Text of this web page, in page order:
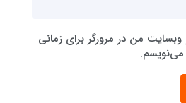
وبسایت من در مرورگر برای زمانی
می‌نویسم.